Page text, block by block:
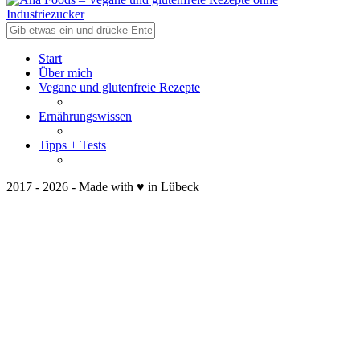
Start
Über mich
Vegane und glutenfreie Rezepte
Ernährungswissen
Tipps + Tests
2017 - 2026 - Made with ♥ in Lübeck